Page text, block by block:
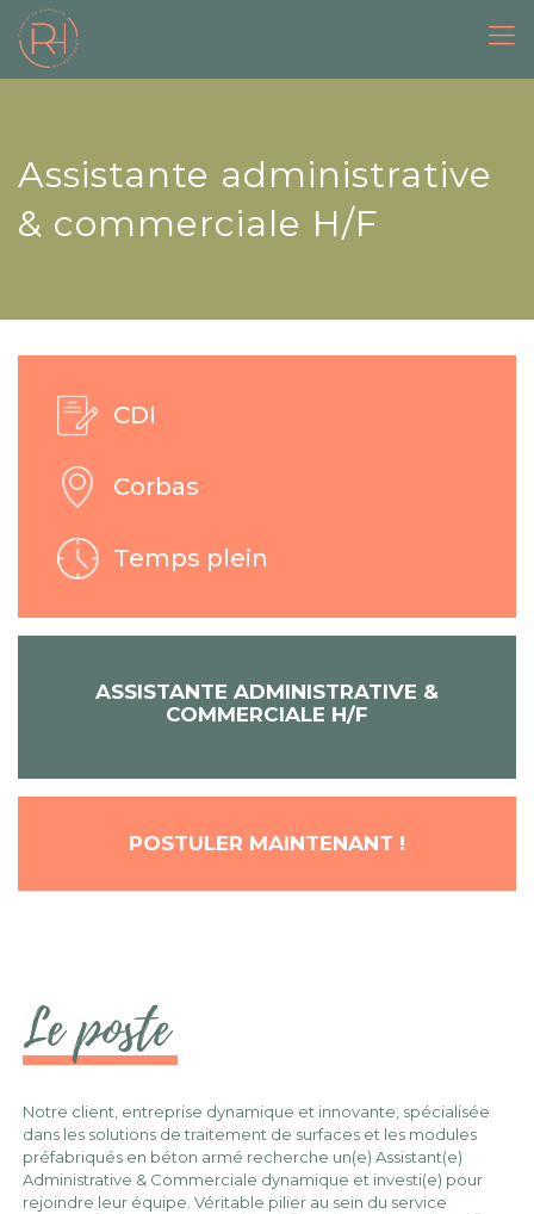
Assistante administrative
& commerciale H/F
CDI
Corbas
Temps plein
ASSISTANTE ADMINISTRATIVE &
COMMERCIALE H/F
POSTULER MAINTENANT !
Le poste
Notre client, entreprise dynamique et innovante, spécialisée
dans les solutions de traitement de surfaces et les modules
préfabriqués en béton armé recherche un(e) Assistant(e)
Administrative & Commerciale dynamique et investi(e) pour
rejoindre leur équipe. Véritable pilier au sein du service